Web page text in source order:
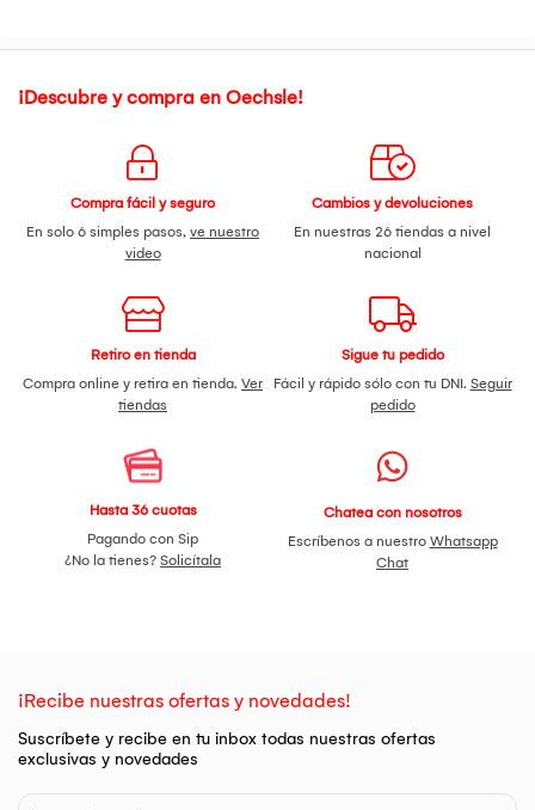
¡Descubre y compra en Oechsle!
Compra fácil y seguro
En solo 6 simples pasos, ve nuestro
video
Cambios y devoluciones
En nuestras 26 tiendas a nivel
nacional
Retiro en tienda
Compra online y retira en tienda. Ver
tiendas
Sigue tu pedido
Fácil y rápido sólo con tu DNI. Seguir
pedido
Hasta 36 cuotas
Pagando con Sip
¿No la tienes? Solicítala
Chatea con nosotros
Escríbenos a nuestro Whatsapp
Chat
¡Recibe nuestras ofertas y novedades!
Suscríbete y recibe en tu inbox todas nuestras ofertas
exclusivas y novedades